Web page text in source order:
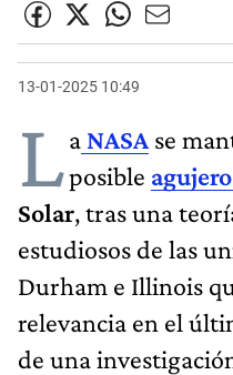
13-01-2025 10:49
La NASA se
posible
Solar, tras una
estudiosos de las
Durham e Illinois
relevancia en el
de una